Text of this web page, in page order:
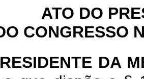
ATO DO
CONGRESSO
DA